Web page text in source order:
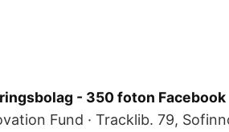
- 350 foton Facebook
Fund · Tracklib. 79,